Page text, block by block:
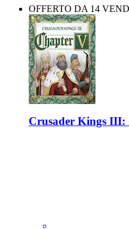
OFFERTO DA 14
Crusader Kings III: